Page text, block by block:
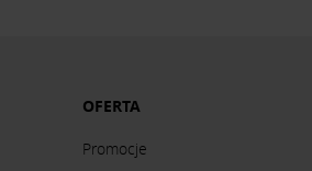
OFERTA
Promocje